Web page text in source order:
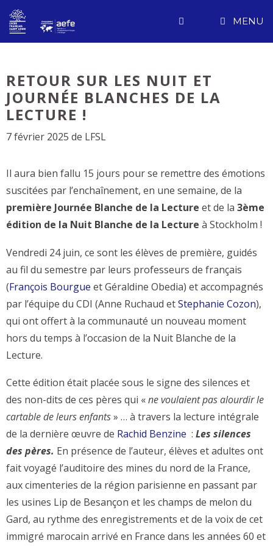
Aller
au
contenu
MENU
RETOUR SUR LES NUIT ET
JOURNÉE BLANCHES DE LA
LECTURE !
7 février 2025 de LFSL
Il aura bien fallu 15 jours pour se remettre des émotions
suscitées par l’enchaînement, en une semaine, de la
première Journée Blanche de la Lecture et de la 3ème
édition de la Nuit Blanche de la Lecture à Stockholm !
Vendredi 24 juin, ce sont les élèves de première, guidés
au fil du semestre par leurs professeurs de français
(François Bourgue et Géraldine Obedia) et accompagnés
par l’équipe du CDI (Anne Ruchaud etStephanie Cozon),
qui ont offert à la communauté un nouveau moment
hors du temps à l’occasion de la Nuit Blanche de la
Lecture.
Cette édition était placée sous le signe des silences et
des non-dits de ces pères qui «ne voulaient pas alourdir le
cartable de leurs enfants» … à travers la lecture intégrale
de la dernière œuvre de Rachid Benzine : Les silences
des pères. En présence de l’auteur, élèves et adultes ont
fait voyagé l’auditoire des mines du nord de la France,
aux cimenteries de la région parisienne en passant par
les usines Lip de Besançon et les champs de melon du
Gard, au rythme des enregistrements et de la voix de cet
immigré marocain arrivé en France dans les années 60 et